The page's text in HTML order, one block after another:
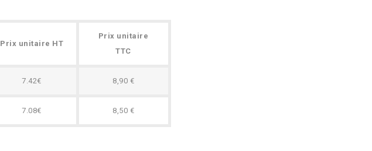
Prix unitaire HT
Prix unitaire
TTC
7.42€ 8,90 €
7.08€ 8,50 €